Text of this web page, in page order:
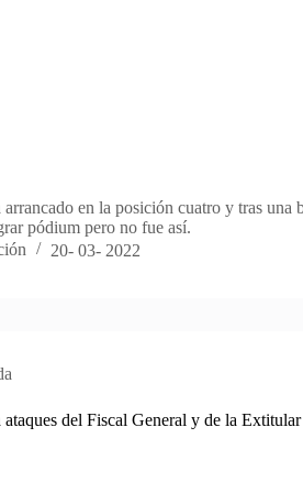
en la posición cuatro y tras una
pódium pero no fue así.
20- 03- 2022
ataques del Fiscal General y de la